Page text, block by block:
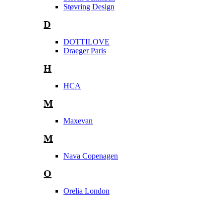
Støvring Design
D
DOTTILOVE
Draeger Paris
H
HCA
M
Maxevan
M
Nava Copenagen
O
Orelia London